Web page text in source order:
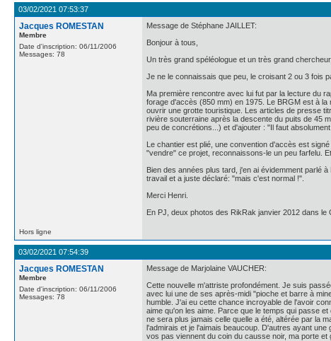
03/02/2021 07:53:37
Jacques ROMESTAN
Membre
Date d'inscription: 06/11/2006
Messages: 78
Message de Stéphane JAILLET:
Bonjour à tous,
Un très grand spéléologue et un très grand
Je ne le connaissais que peu, le croisant 2 ou 3 fois
Ma première rencontre avec lui fut par la lecture du
forage d'accès (850 mm) en 1975. Le BRGM est à
ouvrir une grotte touristique. Les articles de presse
rivière souterraine après la descente du puits de 45
peu de concrétions...) et d'ajouter : "Il faut
Le chantier est plié, une convention d'accès est
"vendre" ce projet, reconnaissons-le un peu farfelu.
Bien des années plus tard, j'en ai évidemment parlé
travail et a juste déclaré: "mais c'est normal !".
Merci Henri.
En PJ, deux photos des RikRak janvier 2012 dans le
Hors ligne
03/02/2021 07:54:39
Jacques ROMESTAN
Membre
Date d'inscription: 06/11/2006
Messages: 78
Message de Marjolaine VAUCHER:
Cette nouvelle m'attriste profondément. Je suis
avec lui une de ses après-midi "pioche et barre à
humble. J'ai eu cette chance incroyable de l'avoir
aime qu'on les aime. Parce que le temps qui passe
ne sera plus jamais celle quelle a été, altérée par la
l'admirais et je l'aimais beaucoup. D'autres ayant
vos pas viennent du coin du causse noir, ma porte